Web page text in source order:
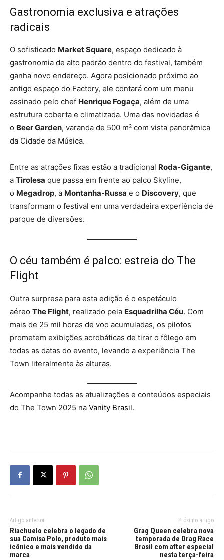
Gastronomia exclusiva e atrações
radicais
O sofisticado Market Square, espaço dedicado à
gastronomia de alto padrão dentro do festival, também
ganha novo endereço. Agora posicionado próximo ao
antigo espaço do Factory, ele contará com um menu
assinado pelo chef Henrique Fogaça, além de uma
estrutura coberta e climatizada. Uma das novidades é
o Beer Garden, varanda de 500 m² com vista panorâmica
da Cidade da Música.
Entre as atrações fixas estão a tradicional Roda-Gigante,
a Tirolesa que passa em frente ao palco Skyline,
o Megadrop, a Montanha-Russa e o Discovery, que
transformam o festival em uma verdadeira experiência de
parque de diversões.
O céu também é palco: estreia do The
Flight
Outra surpresa para esta edição é o espetáculo
aéreo The Flight, realizado pela Esquadrilha Céu. Com
mais de 25 mil horas de voo acumuladas, os pilotos
prometem exibições acrobáticas de tirar o fôlego em
todas as datas do evento, levando a experiência The
Town literalmente às alturas.
Acompanhe todas as atualizações e conteúdos especiais
do The Town 2025 na Vanity Brasil.
Artigo anterior
Riachuelo celebra o legado de
sua Camisa Polo, produto mais
icônico e mais vendido da
marca
Próximo artigo
Grag Queen celebra nova
temporada de Drag Race
Brasil com after especial
nesta terça-feira